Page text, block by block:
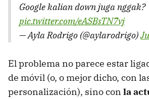
Google kalian down juga nggak?
pic.twitter.com/eASBsTN7vj
— Ayla Rodrigo (@aylarodrigo)
El problema no parece estar
de móvil (o, o mejor dicho, con
personalización), sino con la